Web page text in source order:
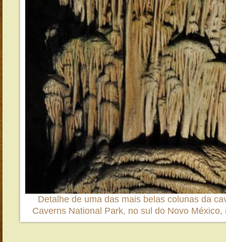
Detalhe de uma das mais belas colunas da
Caverns National Park, no sul do Novo